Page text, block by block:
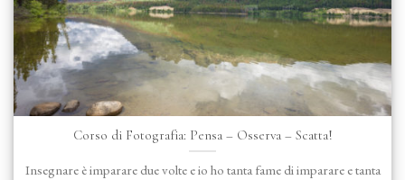
Corso di Fotografia: Pensa – Osserva – Scatta!
Insegnare è imparare due volte e io ho tanta fame di imparare e tanta